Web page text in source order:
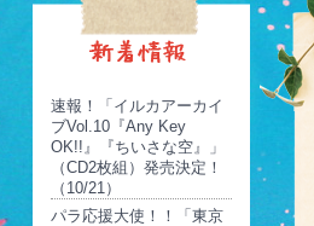
速報！「イルカアーカイ
ブVol.10『Any Key
OK!!』『ちいさな空』」
（CD2枚組）発売決定！
（10/21）
パラ応援大使！！「東京